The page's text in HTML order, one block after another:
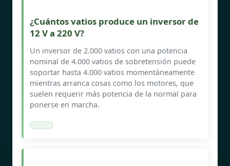
¿Cuántos vatios produce un inversor de
12 V a 220 V?
Un inversor de 2.000 vatios con una potencia
nominal de 4.000 vatios de sobretensión puede
soportar hasta 4.000 vatios momentáneamente
mientras arranca cosas como los motores, que
suelen requerir más potencia de la normal para
ponerse en marcha.